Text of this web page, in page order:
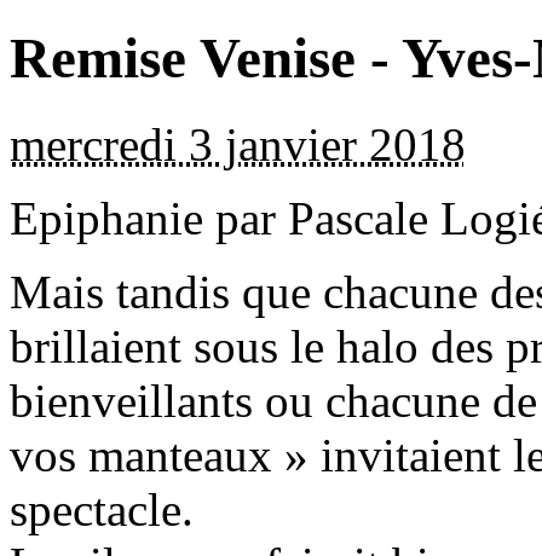
Remise Venise -
mercredi 3 janvier 2018
Epiphanie par Pascale
Mais tandis que chacune
brillaient sous le halo des
bienveillants ou chacune
vos manteaux » invitaient
spectacle.